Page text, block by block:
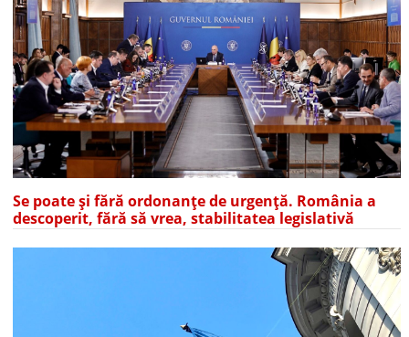
Se poate și fără ordonanțe de urgență. România a
descoperit, fără să vrea, stabilitatea legislativă